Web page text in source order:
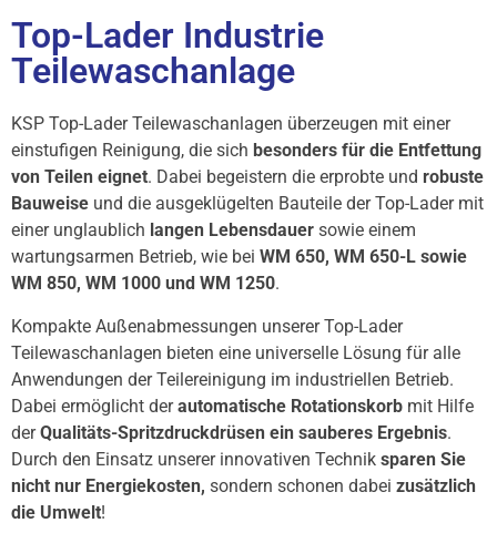
Top-Lader Industrie
Teilewaschanlage
KSP Top-Lader Teilewaschanlagen überzeugen mit einer
einstufigen Reinigung, die sich besonders für die Entfettung
von Teilen eignet. Dabei begeistern die erprobte und robuste
Bauweise und die ausgeklügelten Bauteile der Top-Lader mit
einer unglaublich langen Lebensdauer sowie einem
wartungsarmen Betrieb, wie bei WM 650, WM 650-L sowie
WM 850, WM 1000 und WM 1250.
Kompakte Außenabmessungen unserer Top-Lader
Teilewaschanlagen bieten eine universelle Lösung für alle
Anwendungen der Teilereinigung im industriellen Betrieb.
Dabei ermöglicht derautomatische Rotationskorb mit Hilfe
derQualitäts-Spritzdruckdrüsen ein sauberes Ergebnis.
Durch den Einsatz unserer innovativen Technik sparen Sie
nicht nur Energiekosten, sondern schonen dabei zusätzlich
die Umwelt!